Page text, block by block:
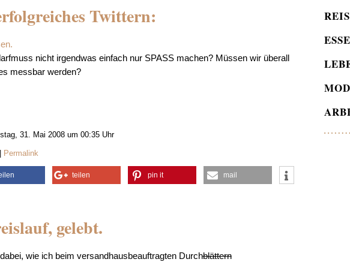
Twittern:
nicht irgendwas einfach nur SPASS machen? Müssen wir überall
messbar werden?
31. Mai 2008 um 00:35 Uhr
Permalink
teilen pin it mail
gelebt.
wie ich beim versandhausbeauftragten Durchblättern